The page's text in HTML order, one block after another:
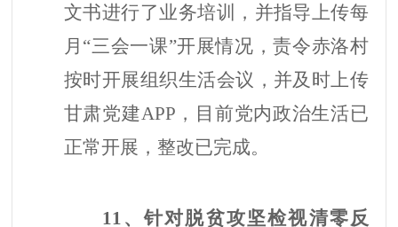
文书进行了业务培训，并指导上传每
月“三会一课”开展情况，责令赤洛村
按时开展组织生活会议，并及时上传
甘肃党建APP，目前党内政治生活已
正常开展，整改已完成。
11、针对脱贫攻坚检视清零反